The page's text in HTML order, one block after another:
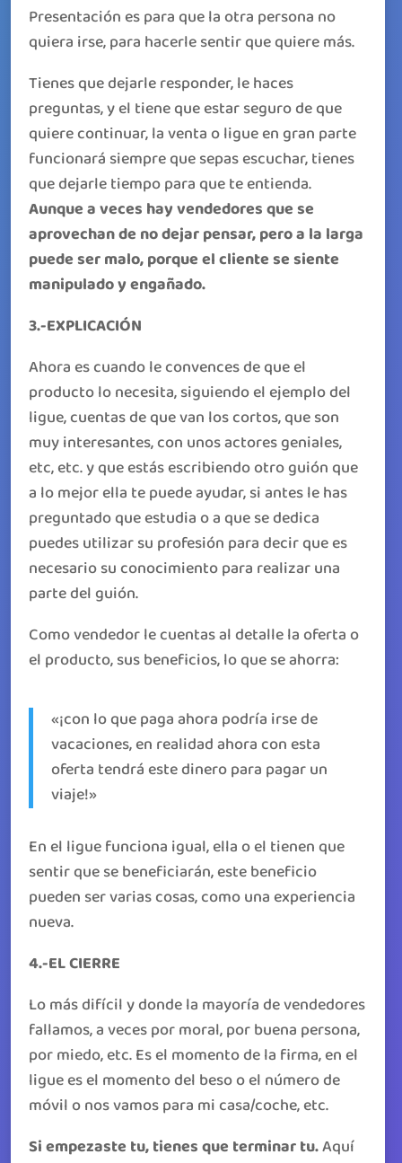
Presentación es para que la otra persona no
quiera irse, para hacerle sentir que quiere más.
Tienes que dejarle responder, le haces
preguntas, y el tiene que estar seguro de que
quiere continuar, la venta o ligue en gran parte
funcionará siempre que sepas escuchar, tienes
que dejarle tiempo para que te entienda.
Aunque a veces hay vendedores que se
aprovechan de no dejar pensar, pero a la larga
puede ser malo, porque el cliente se siente
manipulado y engañado.
3.-EXPLICACIÓN
Ahora es cuando le convences de que el
producto lo necesita, siguiendo el ejemplo del
ligue, cuentas de que van los cortos, que son
muy interesantes, con unos actores geniales,
etc, etc. y que estás escribiendo otro guión que
a lo mejor ella te puede ayudar, si antes le has
preguntado que estudia o a que se dedica
puedes utilizar su profesión para decir que es
necesario su conocimiento para realizar una
parte del guión.
Como vendedor le cuentas al detalle la oferta o
el producto, sus beneficios, lo que se ahorra:
«¡con lo que paga ahora podría irse de
vacaciones, en realidad ahora con esta
oferta tendrá este dinero para pagar un
viaje!»
En el ligue funciona igual, ella o el tienen que
sentir que se beneficiarán, este beneficio
pueden ser varias cosas, como una experiencia
nueva.
4.-EL CIERRE
Lo más difícil y donde la mayoría de vendedores
fallamos, a veces por moral, por buena persona,
por miedo, etc. Es el momento de la firma, en el
ligue es el momento del beso o el número de
móvil o nos vamos para mi casa/coche, etc.
Si empezaste tu, tienes que terminar tu.Aquí